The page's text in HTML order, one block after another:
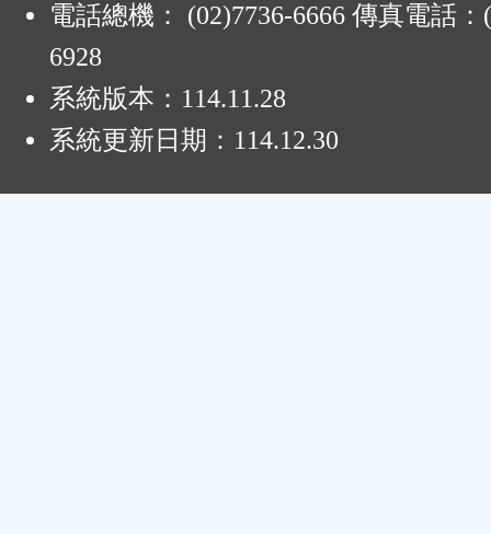
電話總機： (02)7736-6666 傳真電話：
6928
系統版本： 114.11.28
系統更新日期： 114.12.30